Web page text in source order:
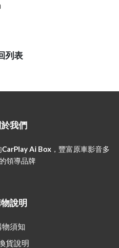
列表
我們
CarPlay Ai Box，豐富原車影音多
領導品牌
說明
物須知
貨說明